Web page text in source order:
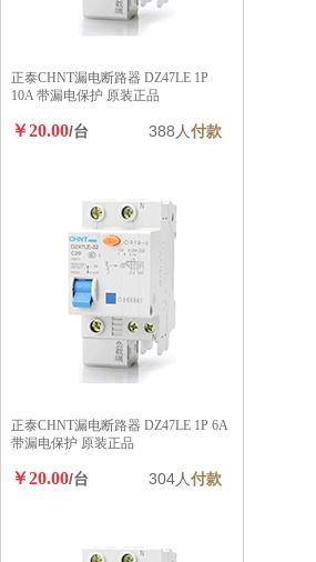
正泰CHNT漏电断路器 DZ47LE 1P
10A 带漏电保护 原装正品
￥20.00/台 388人付款
正泰CHNT漏电断路器 DZ47LE 1P 6A
带漏电保护 原装正品
￥20.00/台 304人付款